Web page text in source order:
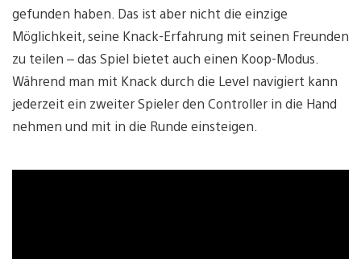
gefunden haben. Das ist aber nicht die einzige
Möglichkeit, seine Knack-Erfahrung mit seinen Freunden
zu teilen – das Spiel bietet auch einen Koop-Modus.
Während man mit Knack durch die Level navigiert kann
jederzeit ein zweiter Spieler den Controller in die Hand
nehmen und mit in die Runde einsteigen.